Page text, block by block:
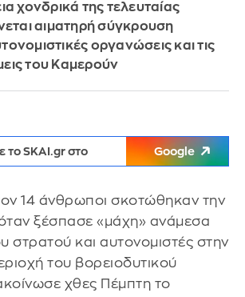
χονδρικά της τελευταίας
αιματηρή σύγκρουση
οργανώσεις και τις
του Καμερούν
το SKAI.gr στο Google
14 άνθρωποι σκοτώθηκαν την
ξέσπασε «μάχη» ανάμεσα
στρατού και αυτονομιστές στην
του βορειοδυτικού
χθες Πέμπτη το